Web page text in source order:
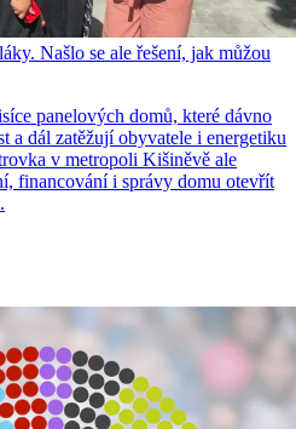
Našlo se ale řešení, jak můžou
panelových domů, které dávno
a dál zatěžují obyvatele i energetiku
v metropoli Kišiněvě ale
financování i správy domu otevřít